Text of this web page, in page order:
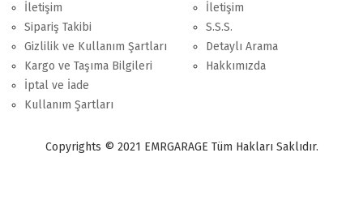
İletişim
Sipariş Takibi
Gizlilik ve Kullanım Şartları
Kargo ve Taşıma Bilgileri
İptal ve İade
Kullanım Şartları
İletişim
S.S.S.
Detaylı Arama
Hakkımızda
Copyrights © 2021 EMRGARAGE Tüm Hakları Saklıdır.